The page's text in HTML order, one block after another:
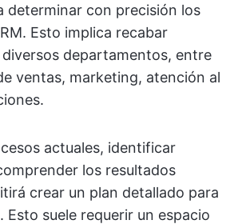
determinar con precisión los
Esto implica recabar
departamentos, entre
ventas, marketing, atención al
actuales, identificar
los resultados
crear un plan detallado para
Esto suele requerir un espacio